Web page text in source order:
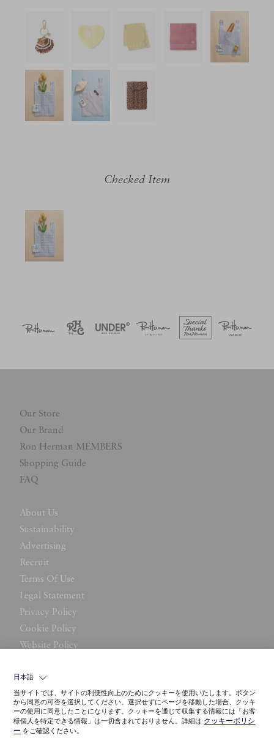
Checked Item
Our Store
Our Brand
Ron Herman MEMBERS
Shopping Guide
FAQ
About Us
Sustainability
Advertising
Recruit
Terms Of Use
Legal Statement
Privacy Policy
Cookie Policy
Website Policy
日本語
当サイトでは、サイトの利便性向上のためにクッキーを使用いたします。ボタン
から同意の可否を選択してください。選択せずにページを移動した場合、クッキ
ーの使用に同意したことになります。クッキーを通じて収集する情報には「お客
様個人を特定できる情報」は一切含まれておりません。詳細は クッキーポリシ
ー をご確認ください。